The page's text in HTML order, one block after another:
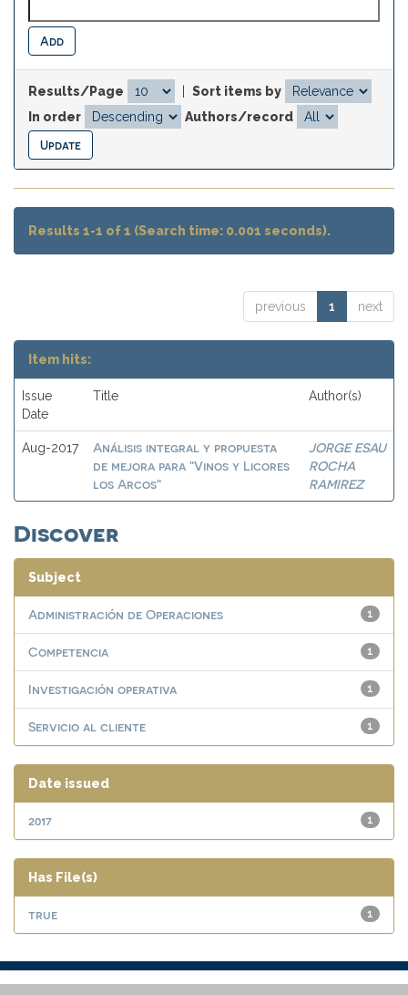
Results/Page
Sort items by
In order
Authors/record
Results 1-1 of 1 (Search time: 0.001 seconds).
previous 1 next
Item hits:
Issue
Date
Title Author(s)
Aug-2017
Análisis integral y propuesta
de mejora para "Vinos y Licores
los Arcos"
JORGE ESAU
ROCHA
RAMIREZ
Discover
Subject
1
Administración de Operaciones
1
Competencia
1
Investigación operativa
1
Servicio al cliente
Date issued
1
2017
Has File(s)
1
true